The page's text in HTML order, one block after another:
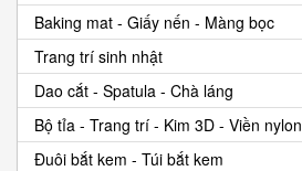
Baking mat - Giấy nến - Màng bọc
Trang trí sinh nhật
Dao cắt - Spatula - Chà láng
Bộ tỉa - Trang trí - Kim 3D - Viền nylon
Đuôi bắt kem - Túi bắt kem